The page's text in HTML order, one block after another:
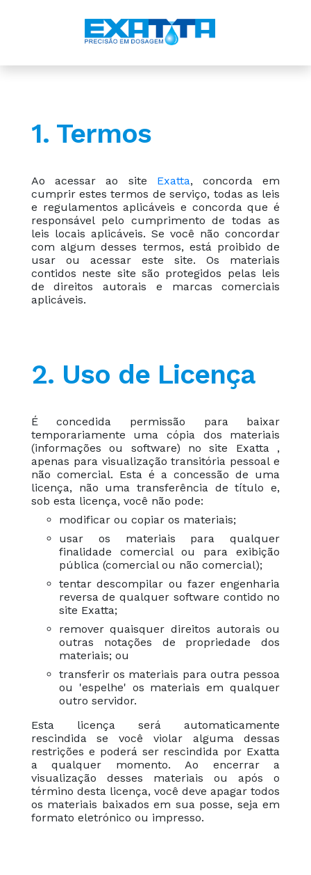
1. Termos
Ao acessar ao site Exatta, concorda em
cumprir estes termos de serviço, todas as leis
e regulamentos aplicáveis ​​e concorda que é
responsável pelo cumprimento de todas as
leis locais aplicáveis. Se você não concordar
com algum desses termos, está proibido de
usar ou acessar este site. Os materiais
contidos neste site são protegidos pelas leis
de direitos autorais e marcas comerciais
aplicáveis.
2. Uso de Licença
É concedida permissão para baixar
temporariamente uma cópia dos materiais
(informações ou software) no site Exatta ,
apenas para visualização transitória pessoal e
não comercial. Esta é a concessão de uma
licença, não uma transferência de título e,
sob esta licença, você não pode:
modificar ou copiar os materiais;
usar os materiais para qualquer
finalidade comercial ou para exibição
pública (comercial ou não comercial);
tentar descompilar ou fazer engenharia
reversa de qualquer software contido no
site Exatta;
remover quaisquer direitos autorais ou
outras notações de propriedade dos
materiais; ou
transferir os materiais para outra pessoa
ou 'espelhe' os materiais em qualquer
outro servidor.
Esta licença será automaticamente
rescindida se você violar alguma dessas
restrições e poderá ser rescindida por Exatta
a qualquer momento. Ao encerrar a
visualização desses materiais ou após o
término desta licença, você deve apagar todos
os materiais baixados em sua posse, seja em
formato eletrónico ou impresso.